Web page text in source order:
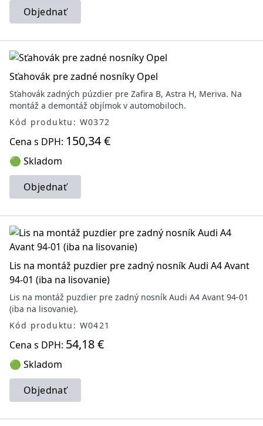
Objednať
Sťahovák pre zadné nosníky Opel
Sťahovák zadných púzdier pre Zafira B, Astra H, Meriva. Na
montáž a demontáž objímok v automobiloch.
Kód produktu: W0372
Cena s DPH: 150,34 €
🟢 Skladom
Objednať
Lis na montáž puzdier pre zadný nosník Audi A4 Avant
94-01 (iba na lisovanie)
Lis na montáž puzdier pre zadný nosník Audi A4 Avant 94-01
(iba na lisovanie).
Kód produktu: W0421
Cena s DPH: 54,18 €
🟢 Skladom
Objednať